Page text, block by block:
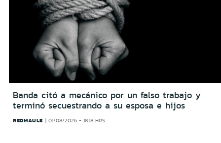
Banda citó a mecánico por un falso trabajo y
terminó secuestrando a su esposa e hijos
REDMAULE 01/08/2026 - 18:18 HRS